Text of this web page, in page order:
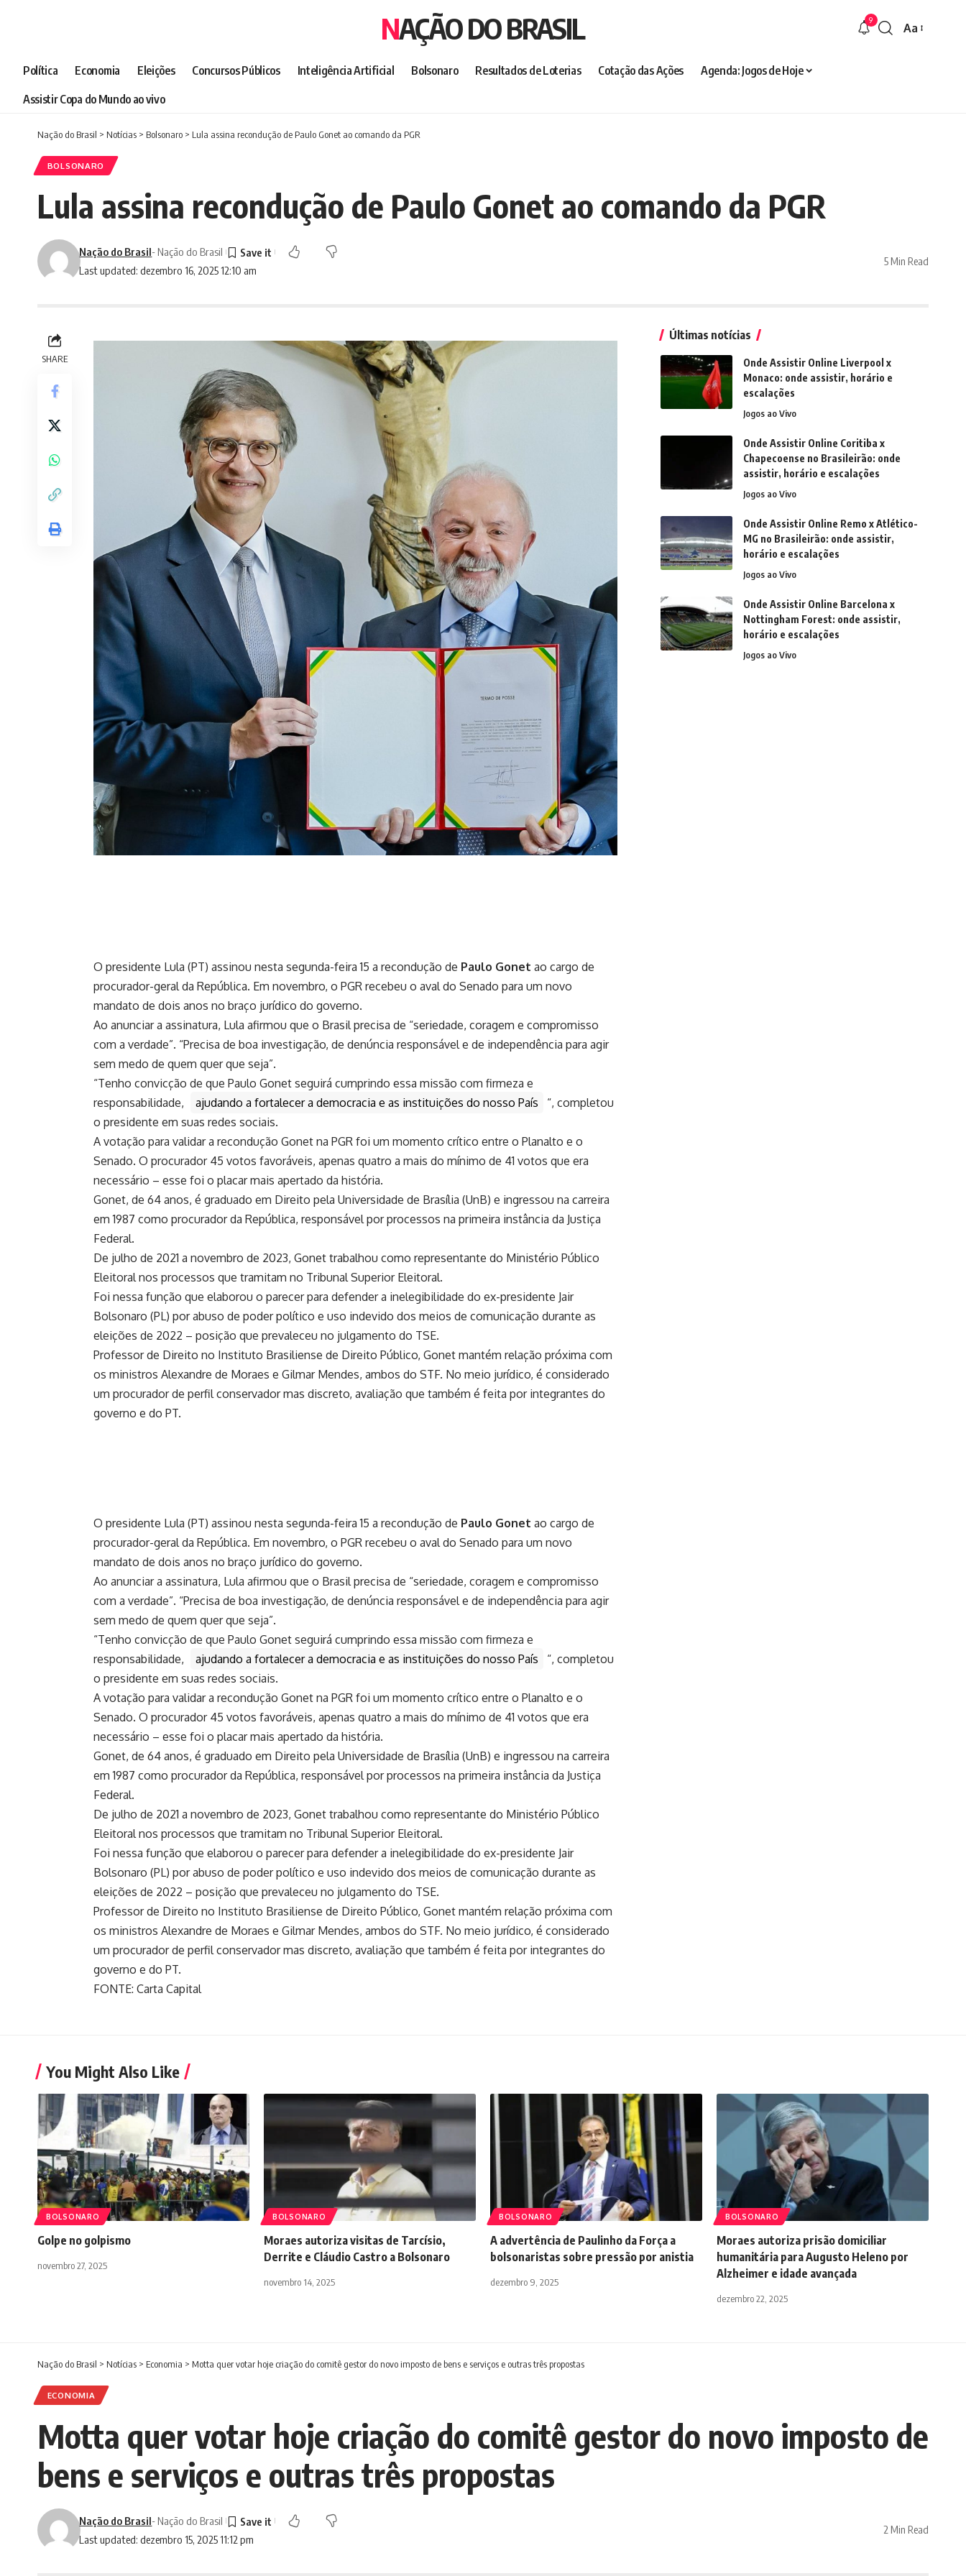
NAÇÃO DO BRASIL 9
Font
Aa
Política Economia Eleições Concursos Públicos Inteligência Artificial Bolsonaro Resultados de Loterias Cotação das Ações
Agenda: Jogos de Hoje
Assistir Copa do Mundo ao vivo
Nação do Brasil > Notícias > Bolsonaro > Lula assina recondução de Paulo Gonet ao comando da PGR
BOLSONARO
Lula assina recondução de Paulo Gonet ao comando da PGR
Last updated: dezembro 16, 2025 12:10 am
Nação do Brasil- Nação do Brasil
5 Min Read
SHARE
O presidente Lula (PT) assinou nesta segunda-feira 15 a recondução de Paulo Gonet ao cargo de
procurador-geral da República. Em novembro, o PGR recebeu o aval do Senado para um novo
mandato de dois anos no braço jurídico do governo.
Ao anunciar a assinatura, Lula afirmou que o Brasil precisa de “seriedade, coragem e compromisso
com a verdade”. “Precisa de boa investigação, de denúncia responsável e de independência para agir
sem medo de quem quer que seja”.
“Tenho convicção de que Paulo Gonet seguirá cumprindo essa missão com firmeza e
responsabilidade,
ajudando a fortalecer a democracia e as instituições do nosso País
“, completou
o presidente em suas redes sociais.
A votação para validar a recondução Gonet na PGR foi um momento crítico entre o Planalto e o
Senado. O procurador 45 votos favoráveis, apenas quatro a mais do mínimo de 41 votos que era
necessário – esse foi o placar mais apertado da história.
Gonet, de 64 anos, é graduado em Direito pela Universidade de Brasília (UnB) e ingressou na carreira
em 1987 como procurador da República, responsável por processos na primeira instância da Justiça
Federal.
De julho de 2021 a novembro de 2023, Gonet trabalhou como representante do Ministério Público
Eleitoral nos processos que tramitam no Tribunal Superior Eleitoral.
Foi nessa função que elaborou o parecer para defender a inelegibilidade do ex-presidente Jair
Bolsonaro (PL) por abuso de poder político e uso indevido dos meios de comunicação durante as
eleições de 2022 – posição que prevaleceu no julgamento do TSE.
Professor de Direito no Instituto Brasiliense de Direito Público, Gonet mantém relação próxima com
os ministros Alexandre de Moraes e Gilmar Mendes, ambos do STF. No meio jurídico, é considerado
um procurador de perfil conservador mas discreto, avaliação que também é feita por integrantes do
governo e do PT.
O presidente Lula (PT) assinou nesta segunda-feira 15 a recondução de Paulo Gonet ao cargo de
procurador-geral da República. Em novembro, o PGR recebeu o aval do Senado para um novo
mandato de dois anos no braço jurídico do governo.
Ao anunciar a assinatura, Lula afirmou que o Brasil precisa de “seriedade, coragem e compromisso
com a verdade”. “Precisa de boa investigação, de denúncia responsável e de independência para agir
sem medo de quem quer que seja”.
“Tenho convicção de que Paulo Gonet seguirá cumprindo essa missão com firmeza e
responsabilidade,
ajudando a fortalecer a democracia e as instituições do nosso País
“, completou
o presidente em suas redes sociais.
A votação para validar a recondução Gonet na PGR foi um momento crítico entre o Planalto e o
Senado. O procurador 45 votos favoráveis, apenas quatro a mais do mínimo de 41 votos que era
necessário – esse foi o placar mais apertado da história.
Gonet, de 64 anos, é graduado em Direito pela Universidade de Brasília (UnB) e ingressou na carreira
em 1987 como procurador da República, responsável por processos na primeira instância da Justiça
Federal.
De julho de 2021 a novembro de 2023, Gonet trabalhou como representante do Ministério Público
Eleitoral nos processos que tramitam no Tribunal Superior Eleitoral.
Foi nessa função que elaborou o parecer para defender a inelegibilidade do ex-presidente Jair
Bolsonaro (PL) por abuso de poder político e uso indevido dos meios de comunicação durante as
eleições de 2022 – posição que prevaleceu no julgamento do TSE.
Professor de Direito no Instituto Brasiliense de Direito Público, Gonet mantém relação próxima com
os ministros Alexandre de Moraes e Gilmar Mendes, ambos do STF. No meio jurídico, é considerado
um procurador de perfil conservador mas discreto, avaliação que também é feita por integrantes do
governo e do PT.
FONTE: Carta Capital
Últimas notícias
Onde Assistir Online Liverpool x
Monaco: onde assistir, horário e
escalações
Jogos ao Vivo
Onde Assistir Online Coritiba x
Chapecoense no Brasileirão: onde
assistir, horário e escalações
Jogos ao Vivo
Onde Assistir Online Remo x Atlético-
MG no Brasileirão: onde assistir,
horário e escalações
Jogos ao Vivo
Onde Assistir Online Barcelona x
Nottingham Forest: onde assistir,
horário e escalações
Jogos ao Vivo
You Might Also Like
BOLSONARO
Golpe no golpismo
novembro 27, 2025
BOLSONARO
Moraes autoriza visitas de Tarcísio,
Derrite e Cláudio Castro a Bolsonaro
novembro 14, 2025
BOLSONARO
A advertência de Paulinho da Força a
bolsonaristas sobre pressão por anistia
dezembro 9, 2025
BOLSONARO
Moraes autoriza prisão domiciliar
humanitária para Augusto Heleno por
Alzheimer e idade avançada
dezembro 22, 2025
Nação do Brasil > Notícias > Economia > Motta quer votar hoje criação do comitê gestor do novo imposto de bens e serviços e outras três propostas
ECONOMIA
Motta quer votar hoje criação do comitê gestor do novo imposto de
bens e serviços e outras três propostas
Last updated: dezembro 15, 2025 11:12 pm
Nação do Brasil- Nação do Brasil
2 Min Read